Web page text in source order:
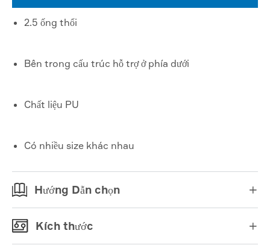
2.5 ống thổi
Bên trong cấu trúc hỗ trợ ở phía dưới
Chất liệu PU
Có nhiều size khác nhau
Hướng Dẫn chọn 
Kích thước 